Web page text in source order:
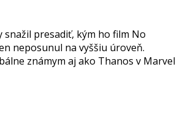
snažil presadiť, kým ho film No
neposunul na vyššiu úroveň.
známym aj ako Thanos v Marvel